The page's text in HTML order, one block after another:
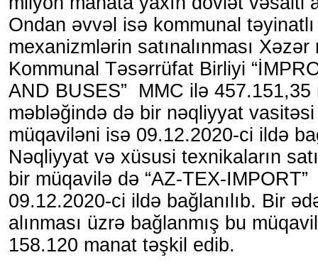
Ondan əvvəl isə kommunal təyinatlı
mexanizmlərin satınalınması
Kommunal Təsərrüfat Birliyi
AND BUSES” MMC ilə 457.151,35
məbləğində də bir nəqliyyat vasitəsi
müqaviləni isə 09.12.2020-ci ildə
Nəqliyyat və xüsusi texnikaların
bir müqavilə də “AZ-TEX-
09.12.2020-ci ildə bağlanılıb. Bir
alınması üzrə bağlanmış bu
158.120 manat təşkil edib.